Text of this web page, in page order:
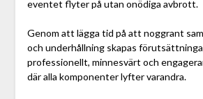
eventet flyter på utan onödiga avbrott.
Genom att lägga tid på att noggrant
och underhållning skapas
professionellt, minnesvärt och
där alla komponenter lyfter varandra.